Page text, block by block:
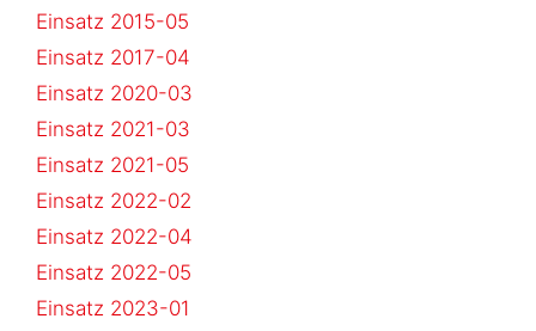
Einsatz 2015-05
Einsatz 2017-04
Einsatz 2020-03
Einsatz 2021-03
Einsatz 2021-05
Einsatz 2022-02
Einsatz 2022-04
Einsatz 2022-05
Einsatz 2023-01